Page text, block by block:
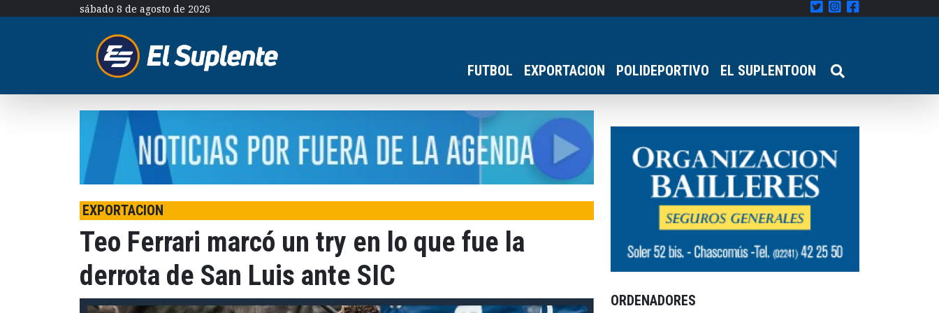
sábado 8 de agosto de 2026
FUTBOL EXPORTACION POLIDEPORTIVO EL SUPLENTOON
EXPORTACION
Teo Ferrari marcó un try en lo que fue la
derrota de San Luis ante SIC
ORDENADORES